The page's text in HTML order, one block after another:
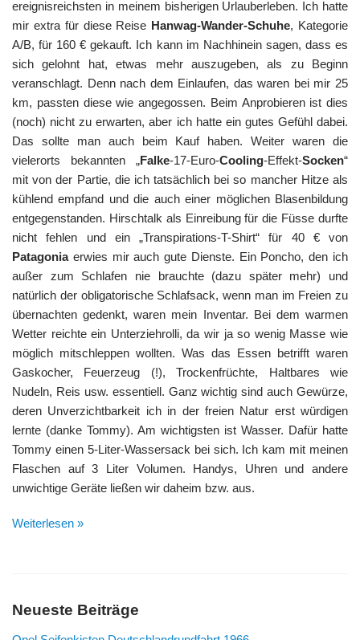
ereignisreichsten in meinem bisherigen Urlauberleben. Ich hatte
mir extra für diese Reise Hanwag-Wander-Schuhe, Kategorie
A/B, für 160 € gekauft. Ich kann im Nachhinein sagen, dass es
sich gelohnt hat, etwas mehr auszugeben, als zu Beginn
veranschlagt. Denn nach dem Einlaufen, das waren bei mir 25
km, passten diese wie angegossen. Beim Anprobieren ist dies
(noch) nicht zu erwarten, aber ich hatte ein gutes Gefühl dabei.
Das sollte man auch beim Kauf haben. Weiter waren die
vielerorts bekannten „Falke-17-Euro-Cooling-Effekt-Socken“
mit von der Partie, die ich tatsächlich bei so mancher Hitze als
kühlend empfand und die auch einer möglichen Blasenbildung
entgegenstanden. Hirschtalk als Einreibung für die Füsse durfte
nicht fehlen und ein „Transpirations-T-Shirt“ für 40 € von
Patagoniaerwies mir auch gute Dienste. Ein Poncho, den ich
außer zum Schlafen nie brauchte (dazu später mehr) und
natürlich der obligatorische Schlafsack, wenn man im Freien zu
übernachten gedenkt, waren mein Inventar. Bei dem warmen
Wetter reichte ein Unterziehrolli, da wir ja so wenig Masse wie
möglich mitschleppen wollten. Was das Essen betrifft waren
Gaskocher, Feuerzeug (!), Trockenfrüchte, Haltbares wie
Nudeln, Reis usw. essentiell. Ganz wichtig sind auch Gewürze,
deren Unverzichtbarkeit ich in der freien Natur erst würdigen
lernte (danke Tommy). Am wichtigsten ist Wasser. Dafür hatte
Tommy einen 5-Liter-Wassersack bei sich. Ich kam mit meinen
Flaschen auf 3 Liter Volumen. Handys, Uhren und andere
unwichtige Geräte ließen wir daheim bzw. aus.
Weiterlesen »
Neueste Beiträge